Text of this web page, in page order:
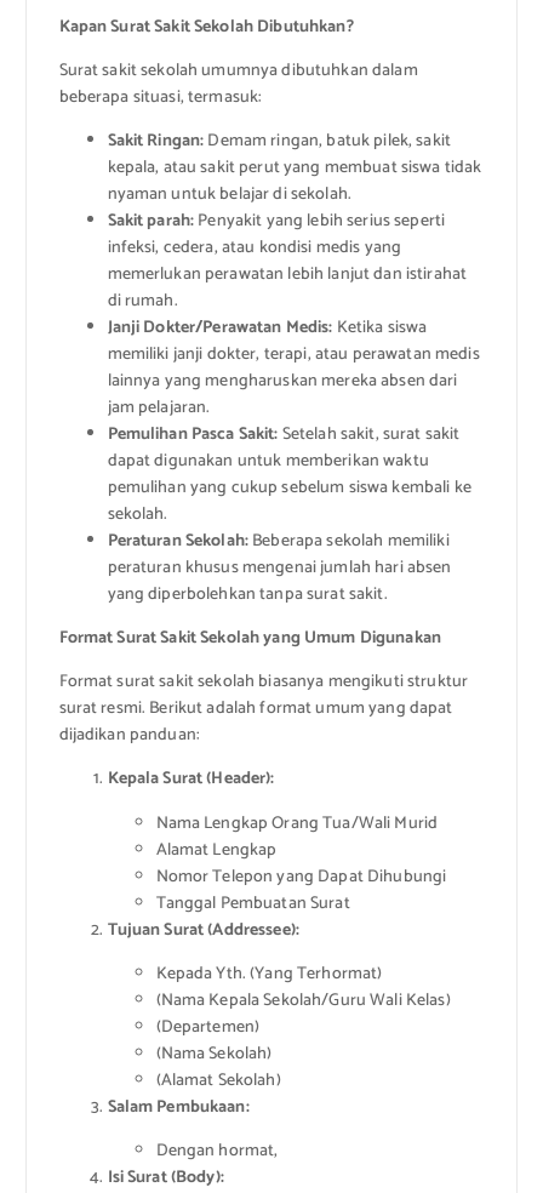
Kapan Surat Sakit Sekolah Dibutuhkan?
Surat sakit sekolah umumnya dibutuhkan dalam
beberapa situasi, termasuk:
Sakit Ringan:Demam ringan, batuk pilek, sakit
kepala, atau sakit perut yang membuat siswa tidak
nyaman untuk belajar di sekolah.
Sakit parah:Penyakit yang lebih serius seperti
infeksi, cedera, atau kondisi medis yang
memerlukan perawatan lebih lanjut dan istirahat
di rumah.
Janji Dokter/Perawatan Medis: Ketika siswa
memiliki janji dokter, terapi, atau perawatan medis
lainnya yang mengharuskan mereka absen dari
jam pelajaran.
Pemulihan Pasca Sakit:Setelah sakit, surat sakit
dapat digunakan untuk memberikan waktu
pemulihan yang cukup sebelum siswa kembali ke
sekolah.
Peraturan Sekolah:Beberapa sekolah memiliki
peraturan khusus mengenai jumlah hari absen
yang diperbolehkan tanpa surat sakit.
Format Surat Sakit Sekolah yang Umum Digunakan
Format surat sakit sekolah biasanya mengikuti struktur
surat resmi. Berikut adalah format umum yang dapat
dijadikan panduan:
Kepala Surat (Header):
Nama Lengkap Orang Tua/Wali Murid
Alamat Lengkap
Nomor Telepon yang Dapat Dihubungi
Tanggal Pembuatan Surat
Tujuan Surat (Addressee):
Kepada Yth. (Yang Terhormat)
(Nama Kepala Sekolah/Guru Wali Kelas)
(Departemen)
(Nama Sekolah)
(Alamat Sekolah)
Salam Pembukaan:
Dengan hormat,
Isi Surat (Body):